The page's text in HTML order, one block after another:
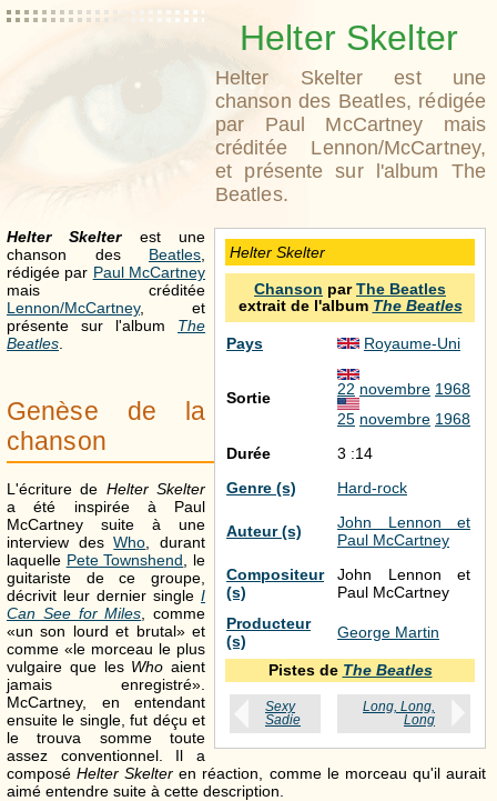
Helter Skelter
Helter Skelter est une
chanson des Beatles, rédigée
par Paul McCartney mais
créditée Lennon/McCartney,
et présente sur l'album The
Beatles.
Helter Skelter
Chanson parThe Beatles
extrait de l'album The Beatles
Pays Royaume-Uni
Sortie 22 novembre 1968
25 novembre 1968
Durée
3 :14
Genre (s)
Hard-rock
Auteur (s)
John Lennon et
Paul McCartney
Compositeur
(s)
John Lennon et
Paul McCartney
Producteur
(s)
George Martin
Pistes de The Beatles
Sexy
Sadie
Long, Long,
Long
Helter Skelterest une
chanson des Beatles
rédigée par Paul McCartney
mais créditée
Lennon/McCartney, et
présente sur l'album The
Beatles
Genèse de la
chanson
L'écriture de Helter Skelter
a été inspirée à Paul
McCartney suite à une
interview desWho , durant
laquelle Pete Townshend , le
guitariste de ce groupe,
décrivit leur dernier single I
Can See for Miles , comme
«un son lourd et brutal» et
comme «le morceau le plus
vulgaire que les Who aient
jamais enregistré».
McCartney, en entendant
ensuite le single, fut déçu et
le trouva somme toute
assez conventionnel. Il a
composéHelter Skelter en réaction, comme le morceau qu'il aurait
aimé entendre suite à cette description.